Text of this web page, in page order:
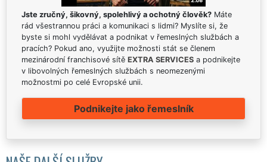
Jste zručný, šikovný, spolehlivý a ochotný člověk? Máte
rád všestrannou práci a komunikaci s lidmi? Myslíte si, že
byste si mohl vydělávat a podnikat v řemeslných službách a
pracích? Pokud ano, využijte možnosti stát se členem
mezinárodní franchisové sítě EXTRA SERVICES a podnikejte
v libovolných řemeslných službách s neomezenými
možnostmi po celé Evropské unii.
Podnikejte jako řemeslník